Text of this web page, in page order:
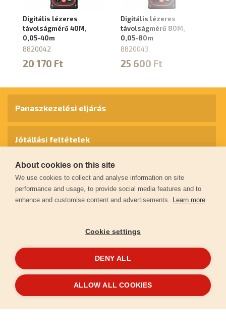
Digitális lézeres
távolságmérő 40M,
0,05-40m
8820042
20 170 Ft
Digitális lézeres
távolságmérő 80M,
0,05-80m
8820043
25 600 Ft
© 2026extol.hu- Minden jog fenntartva
Panaszkezelési eljárás
Jótállási feltételek
Személyes adatok védelme
Kapcsolat
Garancia regisztráció
LétrehoztaFEO
About cookies on this site
We use cookies to collect and analyse information on site
performance and usage, to provide social media features and to
enhance and customise content and advertisements. Learn more
Cookie settings
DENY ALL
ALLOW ALL COOKIES